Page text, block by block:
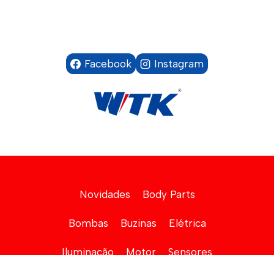
Facebook Instagram
Novidades Body Parts
Bombas Buzinas Elétrica
Iluminação Motor Sensores